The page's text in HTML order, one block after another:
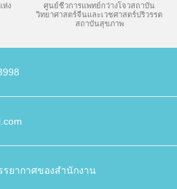
ห่ง
ศูนย์ชีวการแพทย์กว่างโจวสถาบัน
วิทยาศาสตร์จีนและเวชศาสตร์ปริวรรต
สถาบันสุขภาพ
ยากาศของสำนักงาน